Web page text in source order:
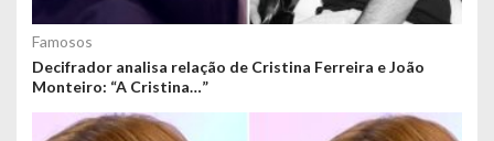
Famosos
Decifrador analisa relação de Cristina Ferreira e João
Monteiro: “A Cristina…”